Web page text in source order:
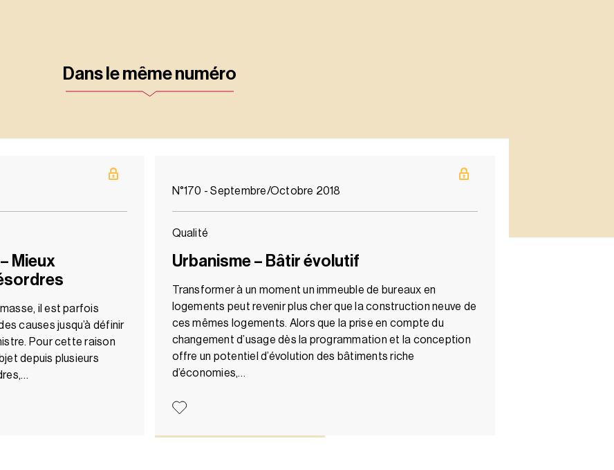
Dans le même numéro
Mieux
il est parfois
causes jusqu’à définir
Pour cette raison
depuis plusieurs
N°170 - Septembre/Octobre 2018
Qualité
Urbanisme – Bâtir évolutif
Transformer à un moment un immeuble de bureaux en
logements peut revenir plus cher que la construction neuve de
ces mêmes logements. Alors que la prise en compte du
changement d’usage dès la programmation et la conception
offre un potentiel d’évolution des bâtiments riche
d’économies,…